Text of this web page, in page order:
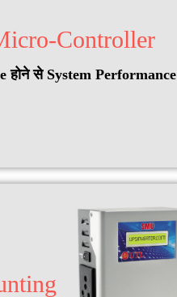
Controller
होने से System Performance